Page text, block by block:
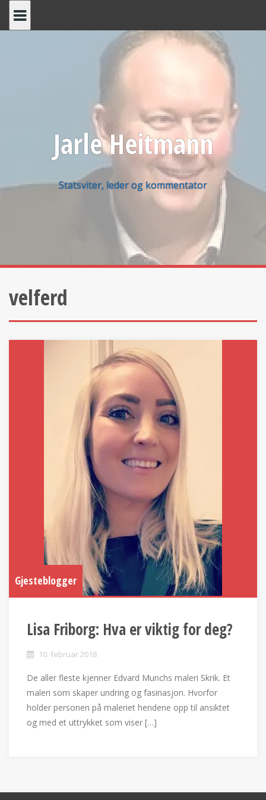
Jarle Heitmann
Statsviter, leder og kommentator
velferd
Gjesteblogger
Lisa Friborg: Hva er viktig for deg?
10. februar 2018
De aller fleste kjenner Edvard Munchs maleri Skrik. Et
maleri som skaper undring og fasinasjon. Hvorfor
holder personen på maleriet hendene opp til ansiktet
og med et uttrykket som viser […]